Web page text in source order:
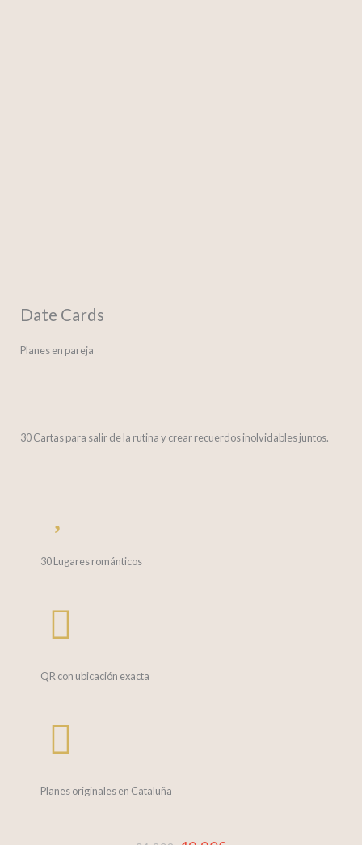
Date Cards
Planes en pareja
30 Cartas para salir de la rutina y crear recuerdos inolvidables juntos.
30 Lugares románticos
QR con ubicación exacta
Planes originales en Cataluña
El
El